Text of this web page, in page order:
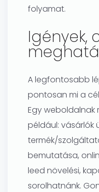
folyamat.
Igények,
A legfontosabb
pontosan mi a
Egy
például: vásárlók
termék/
bemutatása,
leed növelési,
sorolhatnánk.